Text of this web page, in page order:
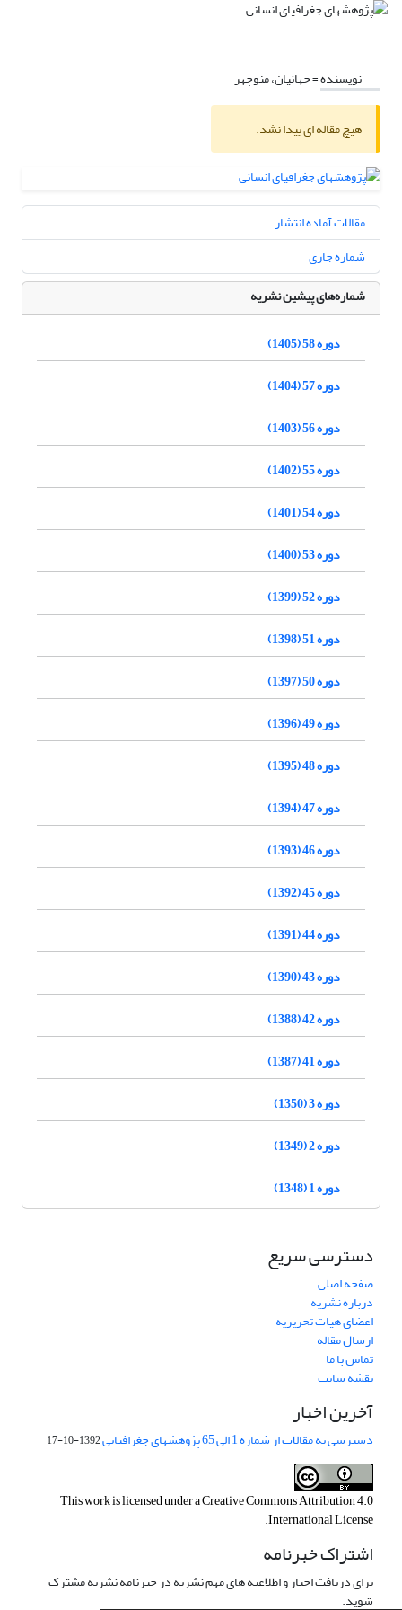
نویسنده =جهانیان، منوچهر
هیچ مقاله ای پیدا نشد.
مقالات آماده انتشار
شماره جاری
شماره‌های پیشین نشریه
دوره 58 (1405)
دوره 57 (1404)
دوره 56 (1403)
دوره 55 (1402)
دوره 54 (1401)
دوره 53 (1400)
دوره 52 (1399)
دوره 51 (1398)
دوره 50 (1397)
دوره 49 (1396)
دوره 48 (1395)
دوره 47 (1394)
دوره 46 (1393)
دوره 45 (1392)
دوره 44 (1391)
دوره 43 (1390)
دوره 42 (1388)
دوره 41 (1387)
دوره 3 (1350)
دوره 2 (1349)
دوره 1 (1348)
دسترسی سریع
صفحه اصلی
درباره نشریه
اعضای هیات تحریریه
ارسال مقاله
تماس با ما
نقشه سایت
آخرین اخبار
دسترسی به مقالات از شماره 1 الی 65 پژوهشهای جغرافیایی 1392-10-17
This work is licensed under aCreative Commons Attribution 4.0
International License
.
اشتراک خبرنامه
برای دریافت اخبار و اطلاعیه های مهم نشریه در خبرنامه نشریه مشترک
شوید.